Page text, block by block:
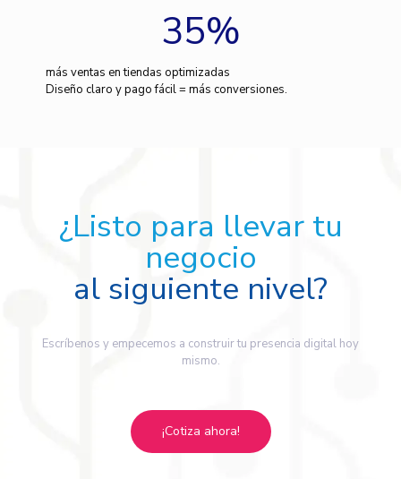
35%
más ventas en tiendas optimizadas
Diseño claro y pago fácil = más conversiones.
¿Listo para llevar tu
negocio
al siguiente nivel?
Escríbenos y empecemos a construir tu presencia digital hoy
mismo.
¡Cotiza ahora!